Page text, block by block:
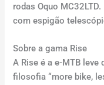
rodas Oquo
com espigão
Sobre a gama Rise
A Rise é a e-MTB leve
filosofia “more bike,